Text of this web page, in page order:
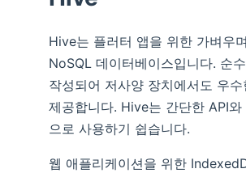
Hive는 플러터 앱을 위한 가벼우
NoSQL 데이터베이스입니다. 순
작성되어 저사양 장치에서도 우
제공합니다. Hive는 간단한 API와
으로 사용하기 쉽습니다.
웹 애플리케이션을 위한